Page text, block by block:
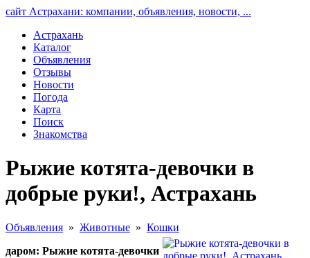
сайт Астрахани: компании, объявления, новости, ...
Астрахань
Каталог
Объявления
Отзывы
Новости
Погода
Карта
Поиск
Знакомства
Рыжие котята-девочки в
добрые руки!, Астрахань
Объявления » Животные » Кошки
даром: Рыжие котята-девочки